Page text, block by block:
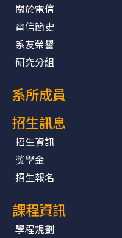
關於電信
電信簡史
系友榮譽
研究分組
系所成員
招生訊息
招生資訊
獎學金
招生報名
課程資訊
學程規劃